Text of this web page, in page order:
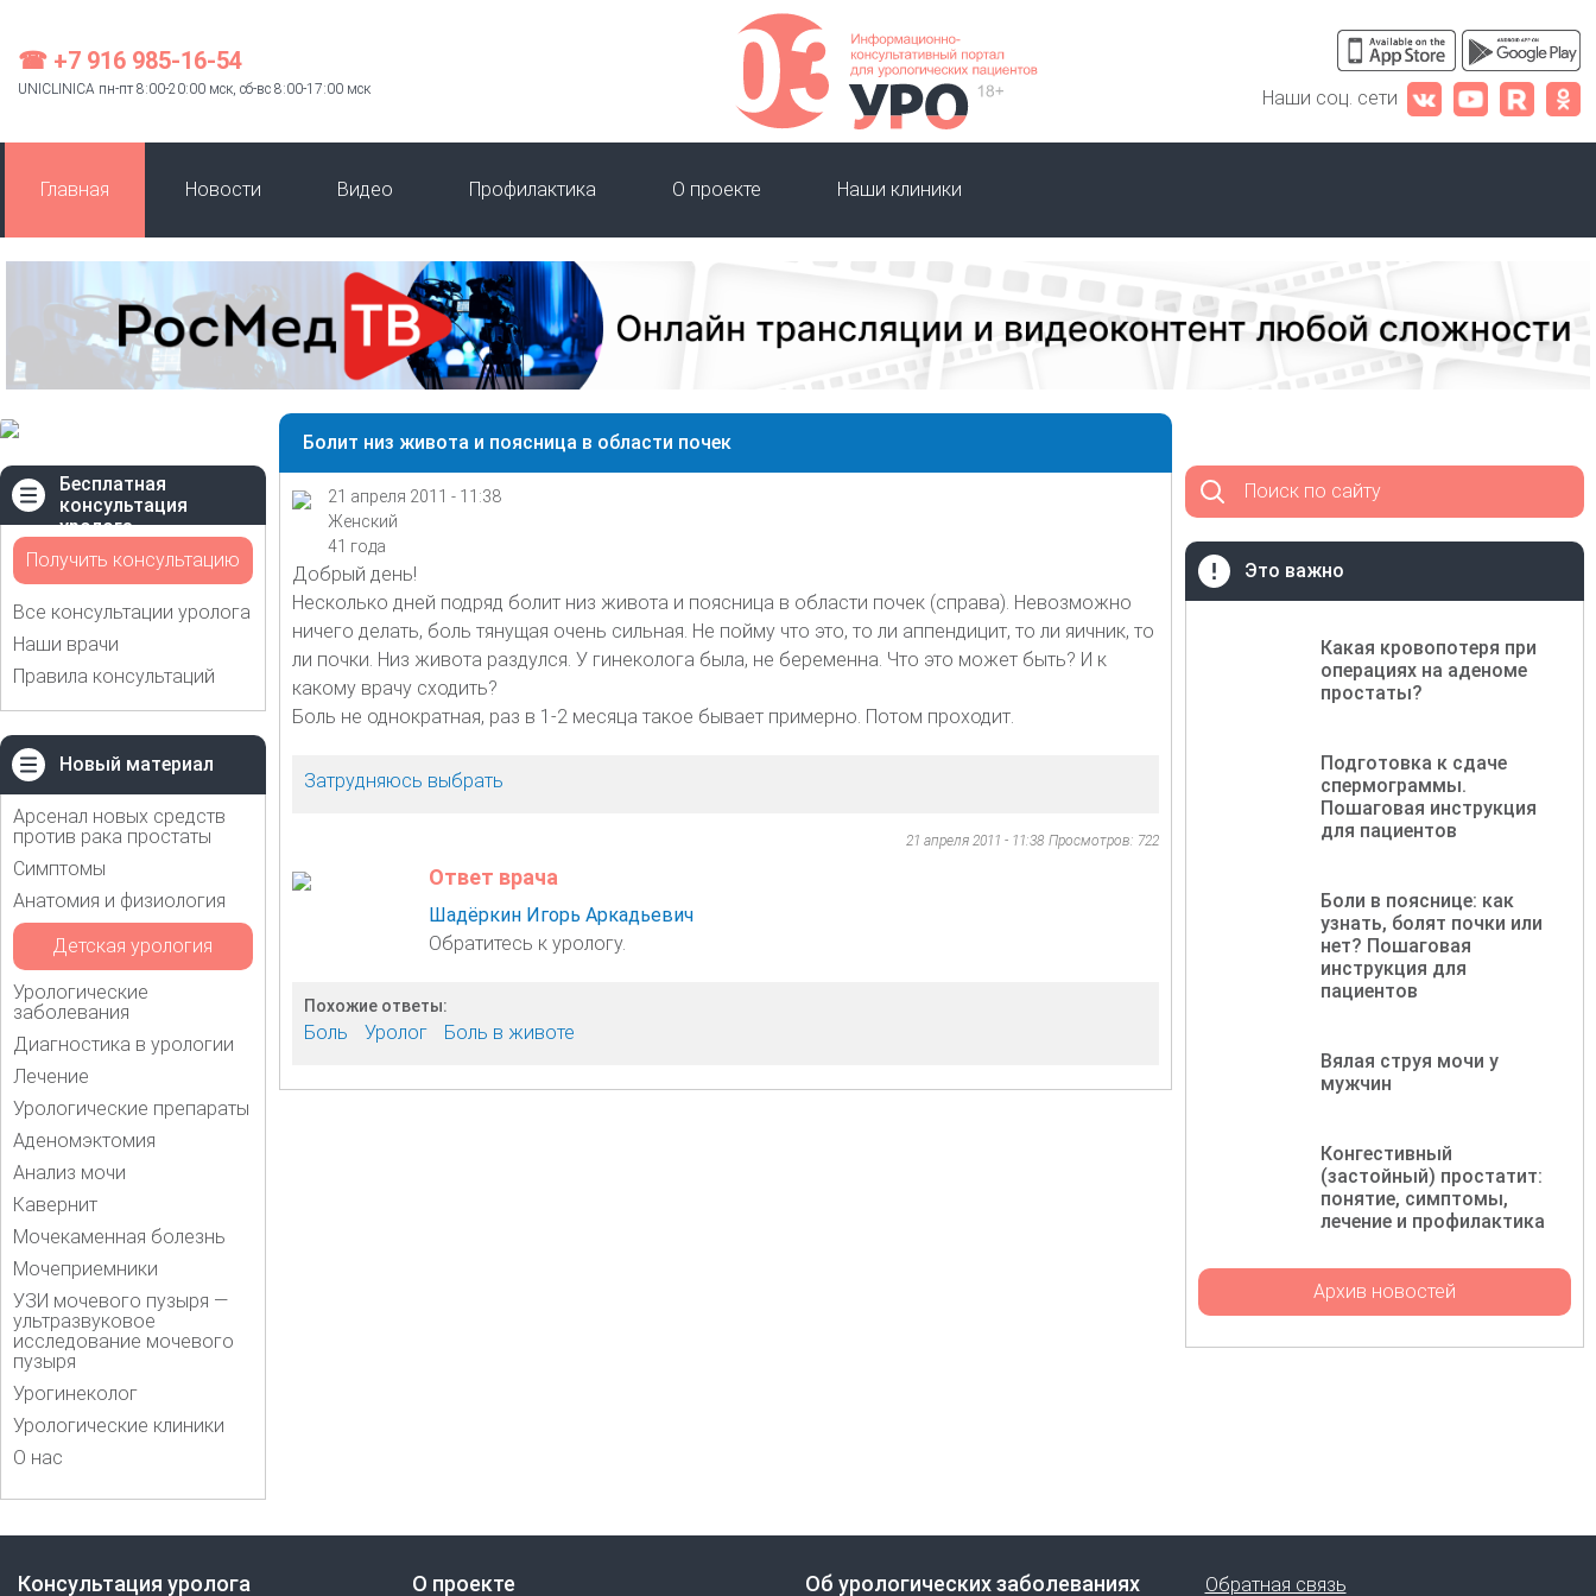
☎ +7 916 985-16-54
UNICLINICA пн-пт 8:00-20:00 мск, сб-вс 8:00-17:00 мск Наши соц. сети
Главная Новости Видео Профилактика О проекте Наши клиники
Бесплатная
консультация
уролога
Получить консультацию
Все консультации уролога
Наши врачи
Правила консультаций
Новый материал
Арсенал новых средств
против рака простаты
Симптомы
Анатомия и физиология
Детская урология
Урологические
заболевания
Диагностика в урологии
Лечение
Урологические препараты
Аденомэктомия
Анализ мочи
Кавернит
Мочекаменная болезнь
Мочеприемники
УЗИ мочевого пузыря —
ультразвуковое
исследование мочевого
пузыря
Урогинеколог
Урологические клиники
О нас
Болит низ живота и поясница в области почек
21 апреля 2011 - 11:38
Женский
41 года
Добрый день!
Несколько дней подряд болит низ живота и поясница в области почек (справа). Невозможно
ничего делать, боль тянущая очень сильная. Не пойму что это, то ли аппендицит, то ли яичник, то
ли почки. Низ живота раздулся. У гинеколога была, не беременна. Что это может быть? И к
какому врачу сходить?
Боль не однократная, раз в 1-2 месяца такое бывает примерно. Потом проходит.
Затрудняюсь выбрать
21 апреля 2011 - 11:38 Просмотров: 722
Ответ врача
Шадёркин Игорь Аркадьевич
Обратитесь к урологу.
Похожие ответы:
Боль Уролог Боль в животе
Поиск по сайту
Это важно
Какая кровопотеря при
операциях на аденоме
простаты?
Подготовка к сдаче
спермограммы.
Пошаговая инструкция
для пациентов
Боли в пояснице: как
узнать, болят почки или
нет? Пошаговая
инструкция для
пациентов
Вялая струя мочи у
мужчин
Конгестивный
(застойный) простатит:
понятие, симптомы,
лечение и профилактика
Архив новостей
Консультация уролога О проекте Об урологических заболеваниях Обратная связь